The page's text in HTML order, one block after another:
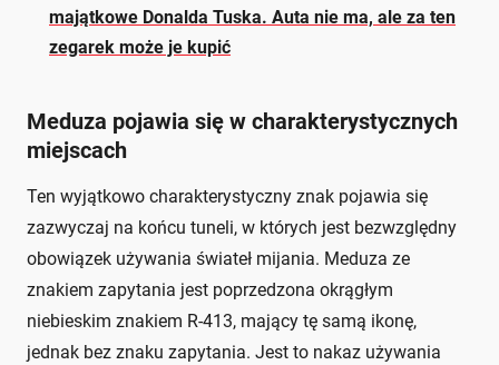
majątkowe Donalda Tuska. Auta nie ma, ale za ten
zegarek może je kupić
Meduza pojawia się w charakterystycznych
miejscach
Ten wyjątkowo charakterystyczny znak pojawia się
zazwyczaj na końcu tuneli, w których jest bezwzględny
obowiązek używania świateł mijania. Meduza ze
znakiem zapytania jest poprzedzona okrągłym
niebieskim znakiem R-413, mający tę samą ikonę,
jednak bez znaku zapytania. Jest to nakaz używania